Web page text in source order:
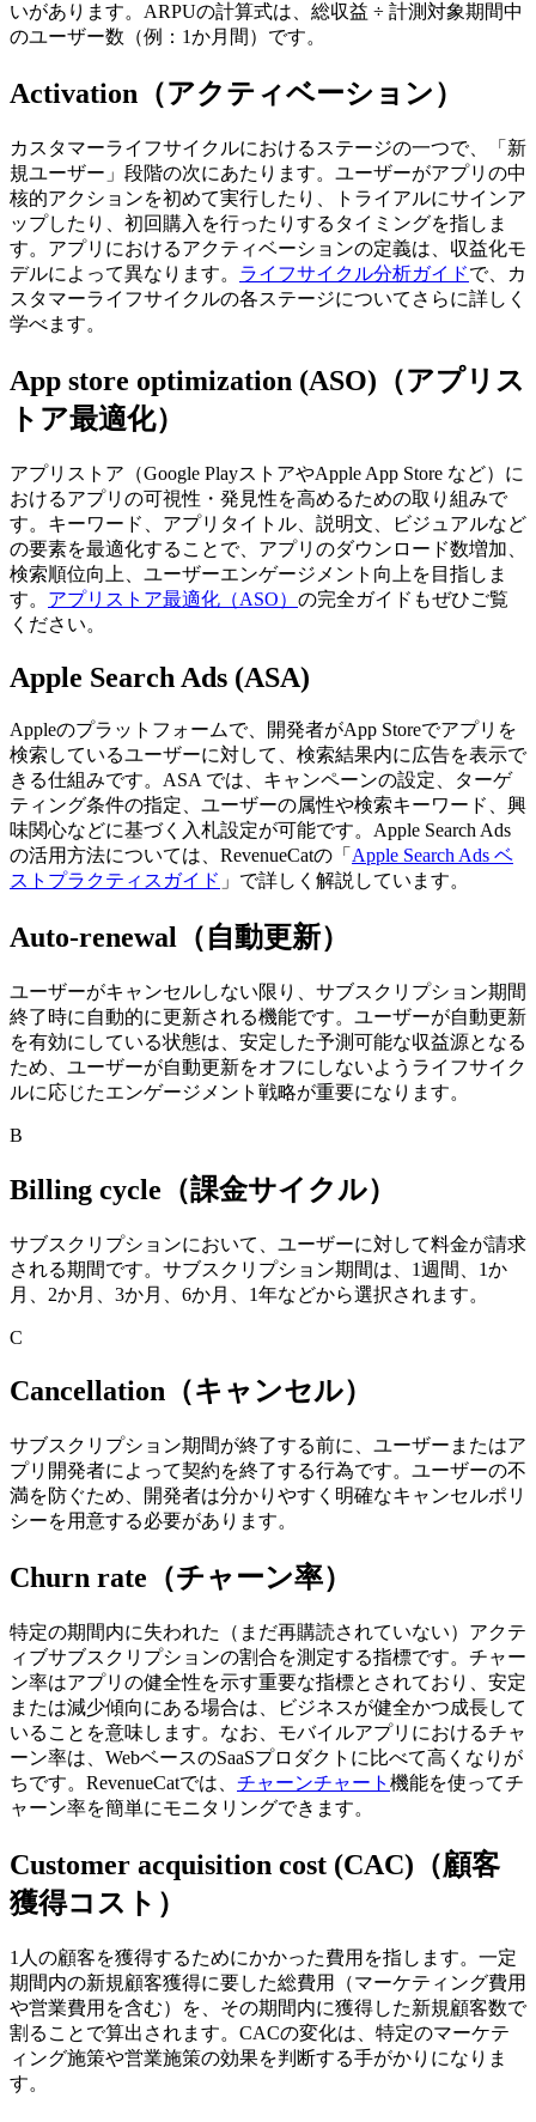
いがあります。 ARPUの計算式は、総収益 ÷ 計測対象期間中
のユーザー数（例：1か月間）です。
Activation（アクティベーション）
カスタマーライフサイクルにおけるステージの一つで、「新
規ユーザー」段階の次にあたります。 ユーザーがアプリの中
核的アクションを初めて実行したり、トライアルにサインア
ップしたり、初回購入を行ったりするタイミングを指しま
す。 アプリにおけるアクティベーションの定義は、収益化モ
デルによって異なります。 ライフサイクル分析ガイドで、カ
スタマーライフサイクルの各ステージについてさらに詳しく
学べます。
App store optimization (ASO)（アプリス
トア最適化）
アプリストア（Google PlayストアやApple App Store など）に
おけるアプリの可視性・発見性を高めるための取り組みで
す。 キーワード、アプリタイトル、説明文、ビジュアルなど
の要素を最適化することで、アプリのダウンロード数増加、
検索順位向上、ユーザーエンゲージメント向上を目指しま
す。 アプリストア最適化（ASO） の完全ガイドもぜひご覧
ください。
Apple Search Ads (ASA)
Appleのプラットフォームで、開発者がApp Storeでアプリを
検索しているユーザーに対して、検索結果内に広告を表示で
きる仕組みです。 ASA では、キャンペーンの設定、ターゲ
ティング条件の指定、ユーザーの属性や検索キーワード、興
味関心などに基づく入札設定が可能です。 Apple Search Ads
の活用方法については、RevenueCatの「 Apple Search Ads ベ
ストプラクティスガイド 」で詳しく解説しています。
Auto-renewal（自動更新）
ユーザーがキャンセルしない限り、サブスクリプション期間
終了時に自動的に更新される機能です。 ユーザーが自動更新
を有効にしている状態は、安定した予測可能な収益源となる
ため、ユーザーが自動更新をオフにしないようライフサイク
ルに応じたエンゲージメント戦略が重要になります。
B
Billing cycle（課金サイクル）
サブスクリプションにおいて、ユーザーに対して料金が請求
される期間です。 サブスクリプション期間は、1週間、1か
月、2か月、3か月、6か月、1年などから選択されます。
C
Cancellation（キャンセル）
サブスクリプション期間が終了する前に、ユーザーまたはア
プリ開発者によって契約を終了する行為です。 ユーザーの不
満を防ぐため、開発者は分かりやすく明確なキャンセルポリ
シーを用意する必要があります。
Churn rate（チャーン率）
特定の期間内に失われた（まだ再購読されていない）アクテ
ィブサブスクリプションの割合を測定する指標です。 チャー
ン率はアプリの健全性を示す重要な指標とされており、安定
または減少傾向にある場合は、ビジネスが健全かつ成長して
いることを意味します。 なお、モバイルアプリにおけるチャ
ーン率は、WebベースのSaaSプロダクトに比べて高くなりが
ちです。 RevenueCatでは、 チャーンチャート 機能を使ってチ
ャーン率を簡単にモニタリングできます。
Customer acquisition cost (CAC)（顧客
獲得コスト）
1人の顧客を獲得するためにかかった費用を指します。 一定
期間内の新規顧客獲得に要した総費用（マーケティング費用
や営業費用を含む）を、その期間内に獲得した新規顧客数で
割ることで算出されます。 CACの変化は、特定のマーケテ
ィング施策や営業施策の効果を判断する手がかりになりま
す。